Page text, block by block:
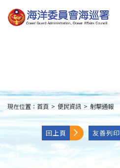
到
主
:::
現在位置： 首頁 > 便民資訊 > 射擊通報
回上頁 友善列印